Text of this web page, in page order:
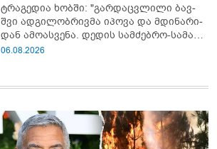
ტრაგედია ხობში: "გარდაცვლილი ბავ­
შვი ად­გი­ლობ­რივ­მა იპო­ვა და მდი­ნა­რი­
დან ამო­ას­ვე­ნა. დე­დის სამ­ძებ­რო-სა­მაშ­
ვე­ლო სა­მუ­შა­ო­ე­ბი ამ დრომ­დე მიმ­დი­ნა­
06.08.2026